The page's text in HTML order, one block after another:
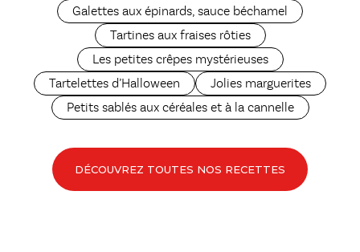
Galettes aux épinards, sauce béchamel
Tartines aux fraises rôties
Les petites crêpes mystérieuses
Tartelettes d’Halloween
Jolies marguerites
Petits sablés aux céréales et à la cannelle
DÉCOUVREZ TOUTES NOS RECETTES